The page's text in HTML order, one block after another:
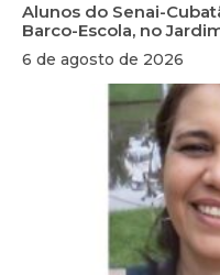
Alunos do Senai-
Barco-Escola, no
6 de agosto de 2026